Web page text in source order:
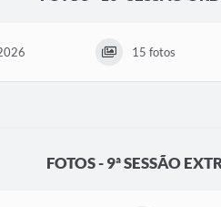
15 fotos
FOTOS - 9ª SESSÃO